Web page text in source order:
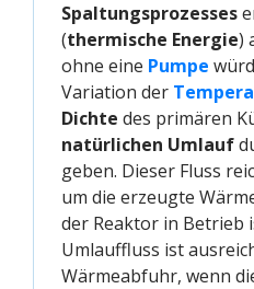
Spaltungsprozesses
(thermische Energie)
ohne eine Pumpe
Variation der
Dichte des primären
natürlichen Umlauf
geben. Dieser Fluss
um die erzeugte
der Reaktor in Betrieb
Umlauffluss ist
Wärmeabfuhr, wenn